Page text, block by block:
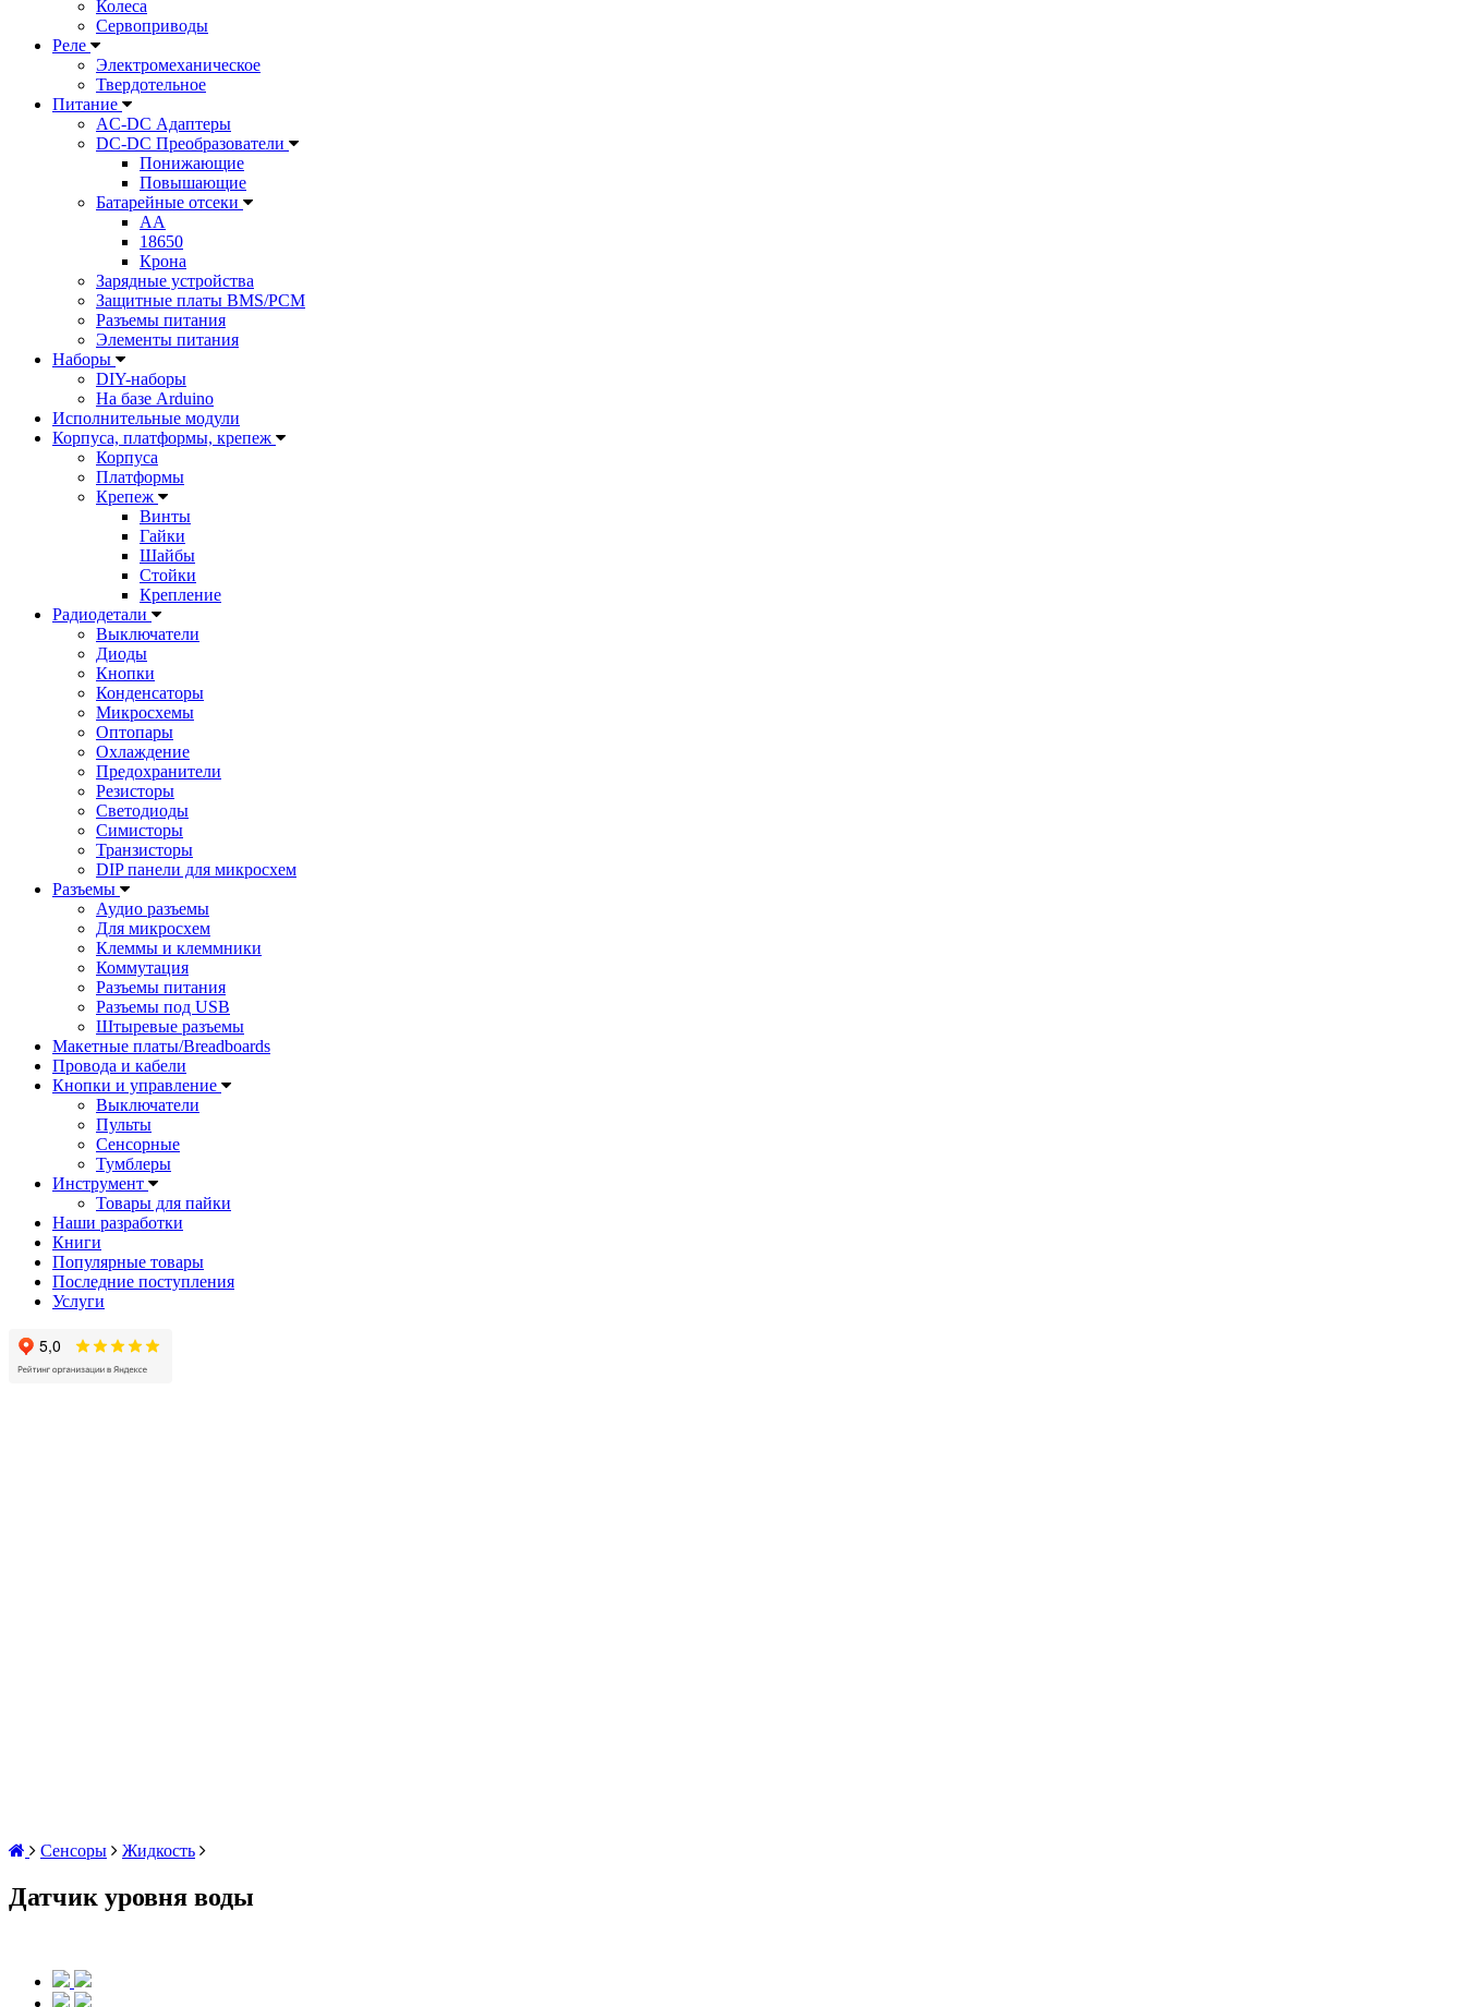
Колеса
Сервоприводы
Реле
Электромеханическое
Твердотельное
Питание
AC-DC Адаптеры
DC-DC Преобразователи
Понижающие
Повышающие
Батарейные отсеки
AA
18650
Крона
Зарядные устройства
Защитные платы BMS/PCM
Разъемы питания
Элементы питания
Наборы
DIY-наборы
На базе Arduino
Исполнительные модули
Корпуса, платформы, крепеж
Корпуса
Платформы
Крепеж
Винты
Гайки
Шайбы
Стойки
Крепление
Радиодетали
Выключатели
Диоды
Кнопки
Конденсаторы
Микросхемы
Оптопары
Охлаждение
Предохранители
Резисторы
Светодиоды
Симисторы
Транзисторы
DIP панели для микросхем
Разъемы
Аудио разъемы
Для микросхем
Клеммы и клеммники
Коммутация
Разъемы питания
Разъемы под USB
Штыревые разъемы
Макетные платы/Breadboards
Провода и кабели
Кнопки и управление
Выключатели
Пульты
Сенсорные
Тумблеры
Инструмент
Товары для пайки
Наши разработки
Книги
Популярные товары
Последние поступления
Услуги
Сенсоры Жидкость
Датчик уровня воды